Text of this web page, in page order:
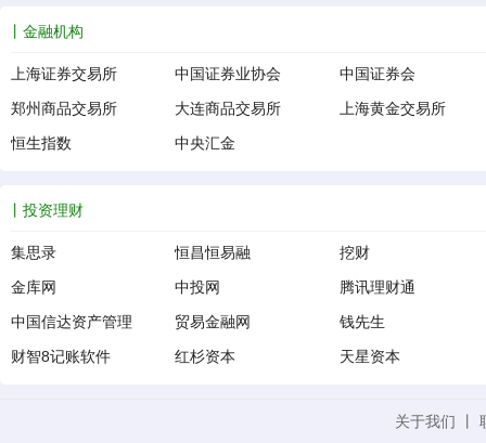
金融机构
上海证券交易所 中国证券业协会
中国证券会
郑州商品交易所
大连商品交易所
上海黄金交易所
恒生指数
中央汇金
投资理财
集思录 恒昌恒易融
挖财
金库网
中投网
腾讯理财通
中国信达资产管理
贸易金融网
钱先生
财智8记账软件
红杉资本 天星资本
关于我们